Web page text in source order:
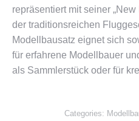
repräsentiert mit seiner
der traditionsreichen
Modellbausatz eignet sich
für erfahrene Modellbauer
als Sammlerstück oder für
Categories: